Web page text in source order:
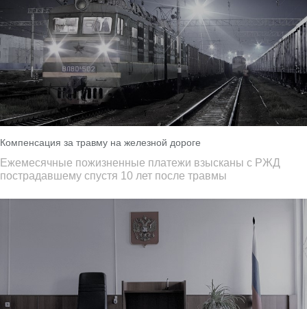
Компенсация за травму на железной дороге
Ежемесячные пожизненные платежи взысканы с РЖД
пострадавшему спустя 10 лет после травмы